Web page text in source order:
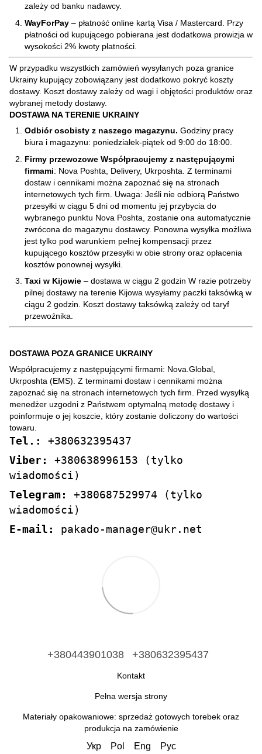
zależy od banku nadawcy.
WayForPay – płatność online kartą Visa / Mastercard. Przy
płatności od kupującego pobierana jest dodatkowa prowizja w
wysokości 2% kwoty płatności.
W przypadku wszystkich zamówień wysyłanych poza granice
Ukrainy kupujący zobowiązany jest dodatkowo pokryć koszty
dostawy. Koszt dostawy zależy od wagi i objętości produktów oraz
wybranej metody dostawy.
DOSTAWA NA TERENIE UKRAINY
Odbiór osobisty z naszego magazynu. Godziny pracy
biura i magazynu: poniedziałek-piątek od 9:00 do 18:00.
Firmy przewozowe Współpracujemy z następującymi
firmami: Nova Poshta, Delivery, Ukrposhta. Z terminami
dostaw i cennikami można zapoznać się na stronach
internetowych tych firm. Uwaga: Jeśli nie odbiorą Państwo
przesyłki w ciągu 5 dni od momentu jej przybycia do
wybranego punktu Nova Poshta, zostanie ona automatycznie
zwrócona do magazynu dostawcy. Ponowna wysyłka możliwa
jest tylko pod warunkiem pełnej kompensacji przez
kupującego kosztów przesyłki w obie strony oraz opłacenia
kosztów ponownej wysyłki.
Taxi w Kijowie – dostawa w ciągu 2 godzin W razie potrzeby
pilnej dostawy na terenie Kijowa wysyłamy paczki taksówką w
ciągu 2 godzin. Koszt dostawy taksówką zależy od taryf
przewoźnika.
DOSTAWA POZA GRANICE UKRAINY
Współpracujemy z następującymi firmami: Nova.Global,
Ukrposhta (EMS). Z terminami dostaw i cennikami można
zapoznać się na stronach internetowych tych firm. Przed wysyłką
menedżer uzgodni z Państwem optymalną metodę dostawy i
poinformuje o jej koszcie, który zostanie doliczony do wartości
towaru.
Tel.:
+380632395437
Viber:
+380638996153 (tylko
wiadomości)
Telegram:
+380687529974 (tylko
wiadomości)
E-mail:
pakado-manager@ukr.net
+380443901038 +380632395437
Kontakt
Pełna wersja strony
Materiały opakowaniowe: sprzedaż gotowych torebek oraz
produkcja na zamówienie
Укр Pol Eng Рус